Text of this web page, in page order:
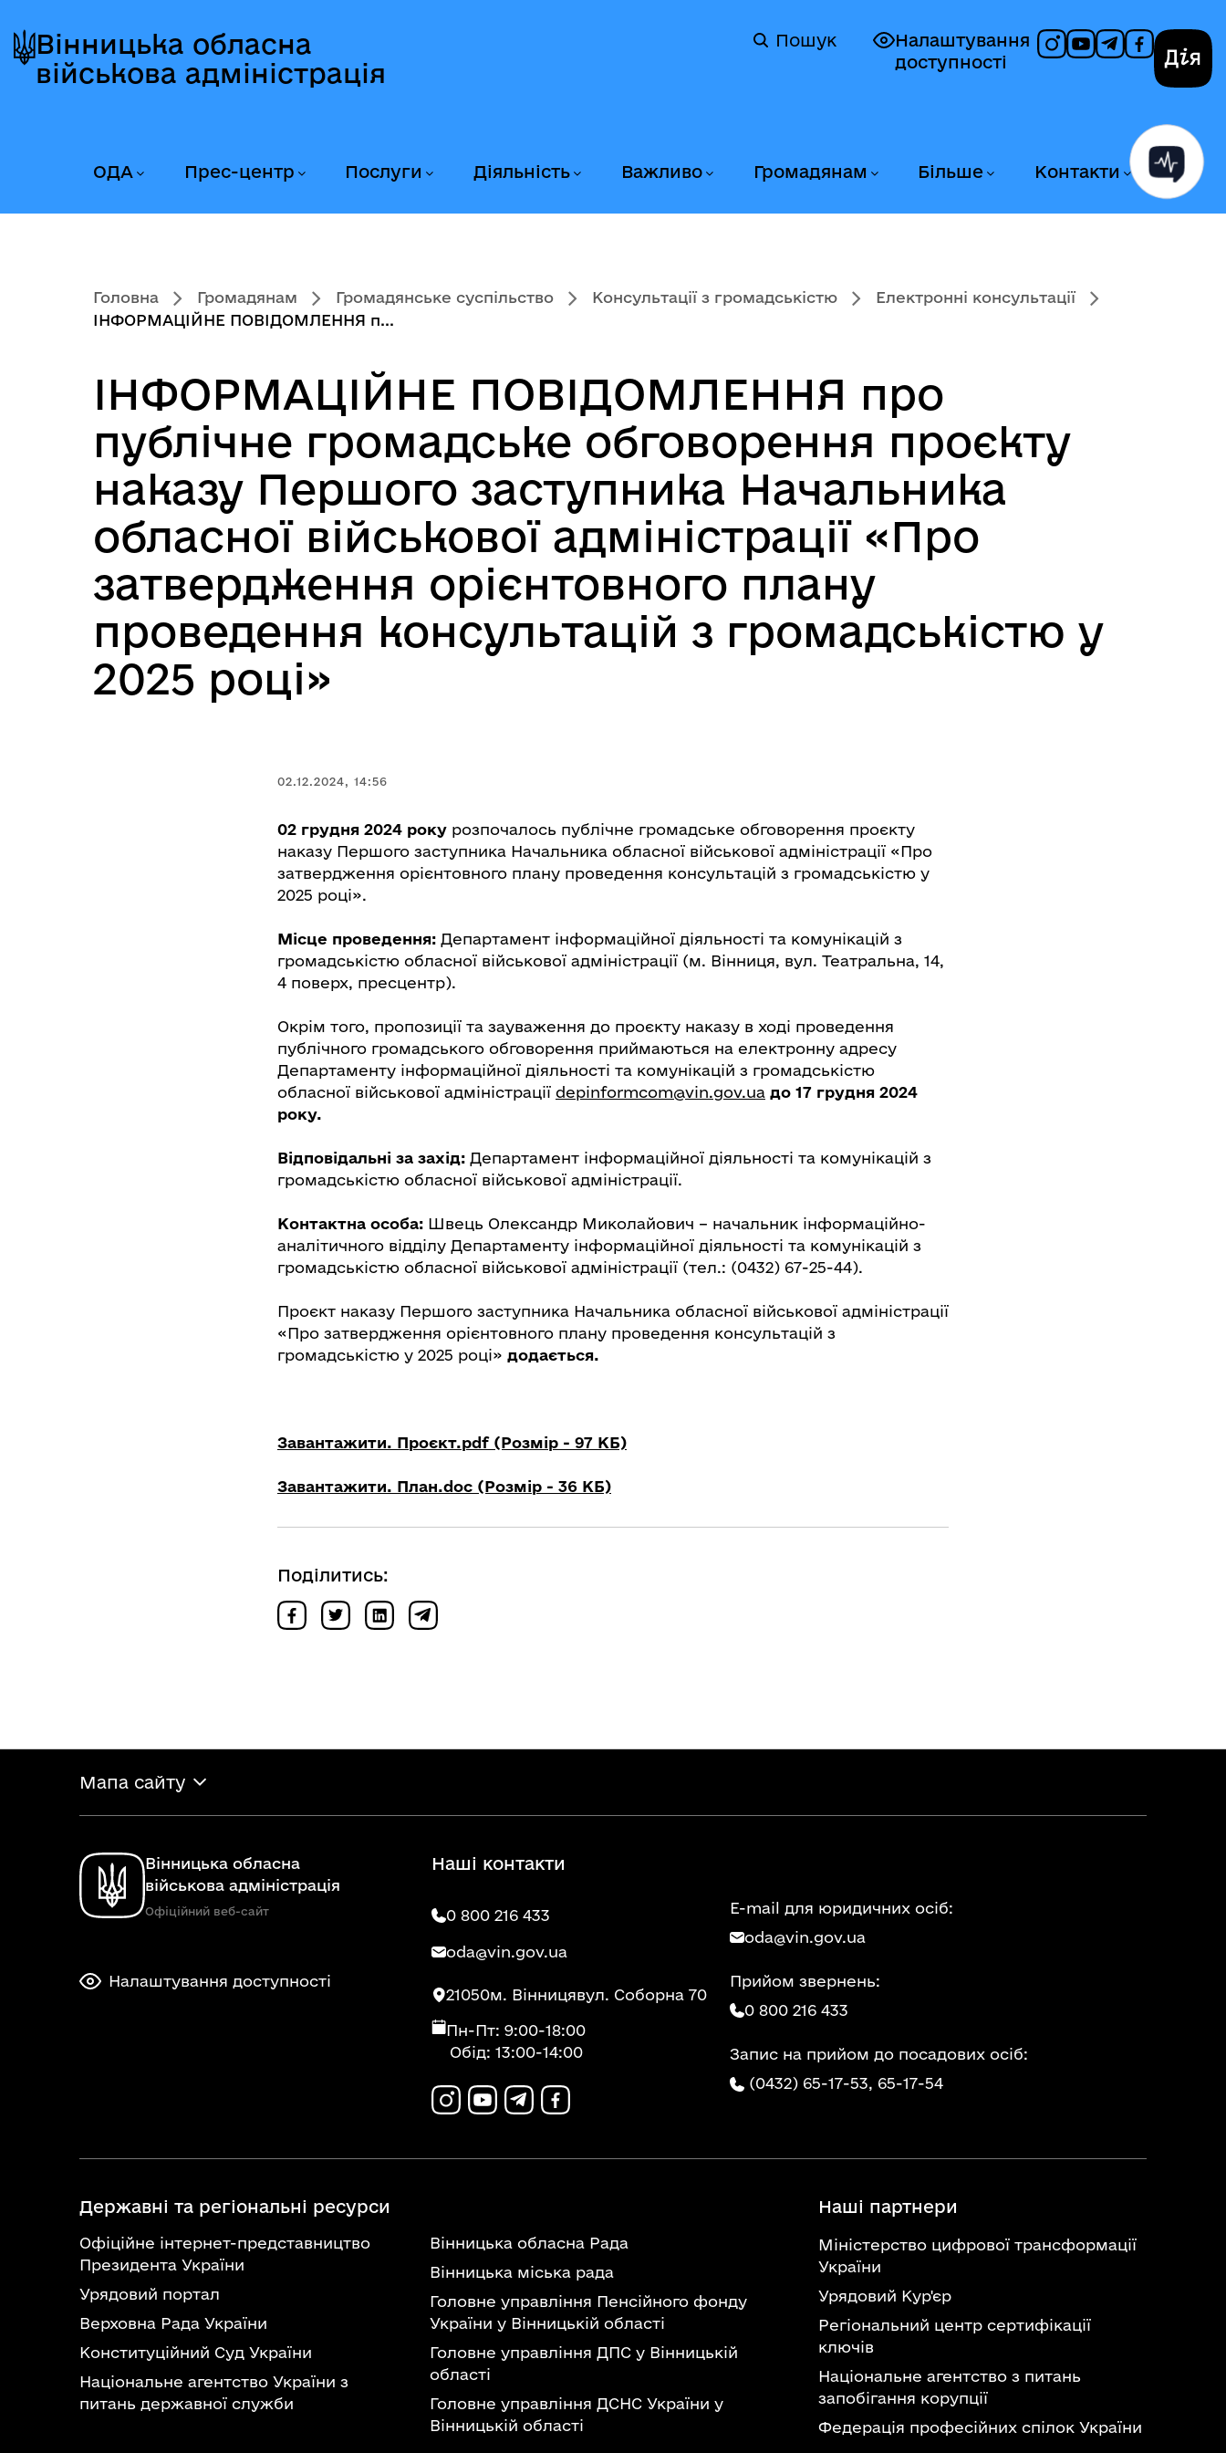
до
головного
до
головного
вмісту
до
головного
колонтитула
Вінницька обласна
військова адміністрація
Налаштування
доступності
Пошук
ОДА Прес-центр Послуги Діяльність Важливо Громадянам Більше Контакти
Головна Громадянам Громадянське суспільство Консультації з громадськістю
Електронні консультації
ІНФОРМАЦІЙНЕ ПОВІДОМЛЕННЯ п...
ІНФОРМАЦІЙНЕ ПОВІДОМЛЕННЯ про
публічне громадське обговорення проєкту
наказу Першого заступника Начальника
обласної військової адміністрації «Про
затвердження орієнтовного плану
проведення консультацій з громадськістю у
2025 році»
02.12.2024, 14:56
02 грудня 2024 року розпочалось публічне громадське обговорення проєкту
наказу Першого заступника Начальника обласної військової адміністрації «Про
затвердження орієнтовного плану проведення консультацій з громадськістю у
2025 році».
Місце проведення: Департамент інформаційної діяльності та комунікацій з
громадськістю обласної військової адміністрації (м. Вінниця, вул. Театральна, 14,
4 поверх, пресцентр).
Окрім того, пропозиції та зауваження до проєкту наказу в ході проведення
публічного громадського обговорення приймаються на електронну адресу
Департаменту інформаційної діяльності та комунікацій з громадськістю
обласної військової адміністрації depinformcom@vin.gov.ua до 17 грудня 2024
року.
Відповідальні за захід: Департамент інформаційної діяльності та комунікацій з
громадськістю обласної військової адміністрації.
Контактна особа: Швець Олександр Миколайович – начальник інформаційно-
аналітичного відділу Департаменту інформаційної діяльності та комунікацій з
громадськістю обласної військової адміністрації (тел.: (0432) 67-25-44).
Проєкт наказу Першого заступника Начальника обласної військової адміністрації
«Про затвердження орієнтовного плану проведення консультацій з
громадськістю у 2025 році» додається.
Завантажити. Проєкт.pdf (Розмір - 97 КБ)
Завантажити. План.doc (Розмір - 36 КБ)
Поділитись:
Мапа сайту
Вінницька обласна
військова адміністрація
Офіційний веб-сайт
Налаштування доступності
Наші контакти
0 800 216 433
oda@vin.gov.ua
21050м. Вінницявул. Соборна 70
Пн-Пт: 9:00-18:00
Обід: 13:00-14:00
E-mail для юридичних осіб:
oda@vin.gov.ua
Прийом звернень:
0 800 216 433
Запис на прийом до посадових осіб:
(0432) 65-17-53, 65-17-54
Державні та регіональні ресурси
Офіційне інтернет-представництво
Президента України
Урядовий портал
Верховна Рада України
Конституційний Суд України
Національне агентство України з
питань державної служби
Вінницька обласна Рада
Вінницька міська рада
Головне управління Пенсійного фонду
України у Вінницькій області
Головне управління ДПС у Вінницькій
області
Головне управління ДСНС України у
Вінницькій області
Наші партнери
Міністерство цифрової трансформації
України
Урядовий Кур'єр
Регіональний центр сертифікації
ключів
Національне агентство з питань
запобігання корупції
Федерація професійних спілок України